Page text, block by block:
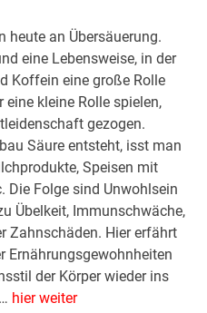
heute an Übersäuerung.
eine Lebensweise, in der
Koffein eine große Rolle
kleine Rolle spielen,
gezogen.
Säure entsteht, isst man
Speisen mit
Die Folge sind Unwohlsein
Übelkeit, Immunschwäche,
Zahnschäden. Hier erfährt
Ernährungsgewohnheiten
der Körper wieder ins
hier weiter